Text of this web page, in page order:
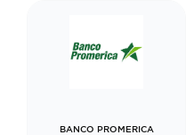
BANCO PROMERICA